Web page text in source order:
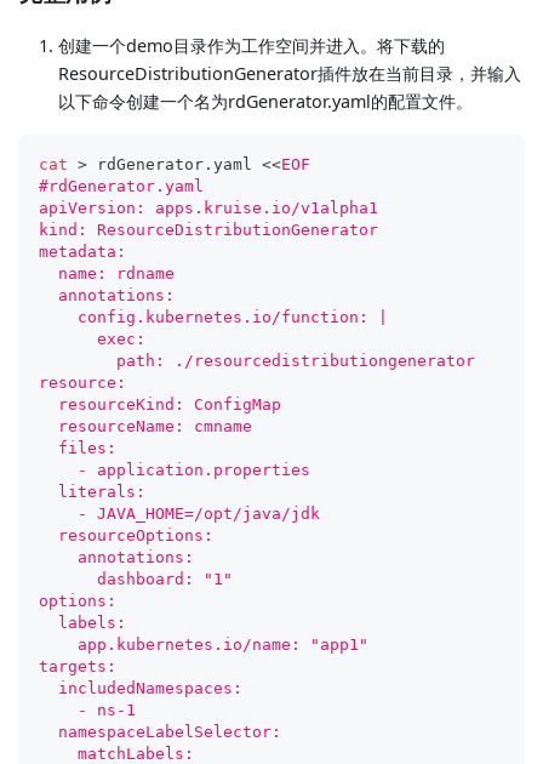
创建一个demo目录作为工作空间并进入。将下载的
ResourceDistributionGenerator插件放在当前目录，并输入
以下命令创建一个名为rdGenerator.yaml的配置文件。
cat > rdGenerator.yaml <<EOF
#rdGenerator.yaml
apiVersion: apps.kruise.io/v1alpha1
kind: ResourceDistributionGenerator
metadata:
  name: rdname
  annotations:
    config.kubernetes.io/function: |
      exec:
        path: ./resourcedistributiongenerator
resource:
  resourceKind: ConfigMap
  resourceName: cmname
  files:
    - application.properties
  literals:
    - JAVA_HOME=/opt/java/jdk
  resourceOptions:
    annotations:
      dashboard: "1"
options:
  labels:
    app.kubernetes.io/name: "app1"
targets:
  includedNamespaces:
    - ns-1
  namespaceLabelSelector:
    matchLabels: